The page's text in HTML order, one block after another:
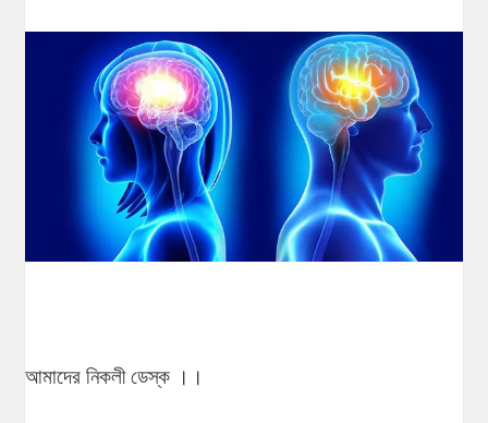
আমাদের নিকলী ডেস্ক ।।